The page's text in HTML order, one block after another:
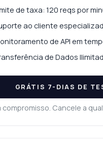
de taxa: 120 reqs por
ao cliente
de API em
de Dados
GRÁTIS 7-DIAS DE
compromisso. Cancele a